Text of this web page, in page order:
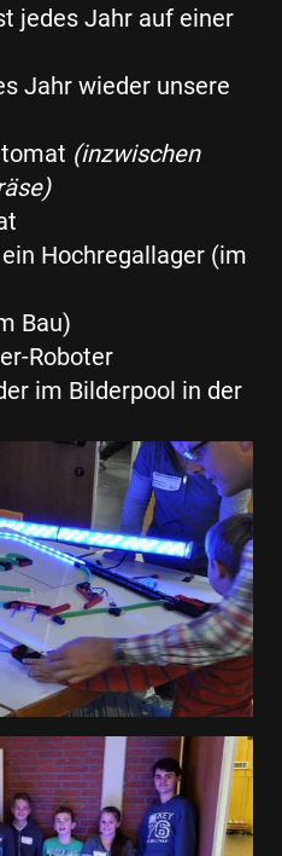
jedes Jahr auf einer
Jahr wieder unsere
(inzwischen
Hochregallager (im
Bau)
Roboter
im Bilderpool in der